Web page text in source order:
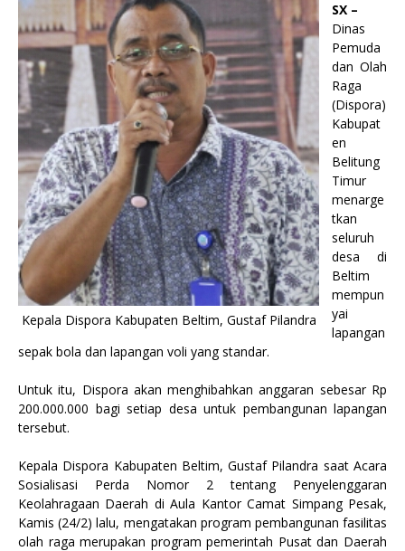
Kepala Dispora Kabupaten Beltim, Gustaf Pilandra
SX –
Dinas
Pemuda
dan Olah
Raga
(Dispora)
Kabupat
en
Belitung
Timur
menarge
tkan
seluruh
desa di
Beltim
mempun
yai
lapangan
sepak bola dan lapangan voli yang standar.
Untuk itu, Dispora akan menghibahkan anggaran sebesar Rp
200.000.000 bagi setiap desa untuk pembangunan lapangan
tersebut.
Kepala Dispora Kabupaten Beltim, Gustaf Pilandra saat Acara
Sosialisasi Perda Nomor 2 tentang Penyelenggaran
Keolahragaan Daerah di Aula Kantor Camat Simpang Pesak,
Kamis (24/2) lalu, mengatakan program pembangunan fasilitas
olah raga merupakan program pemerintah Pusat dan Daerah